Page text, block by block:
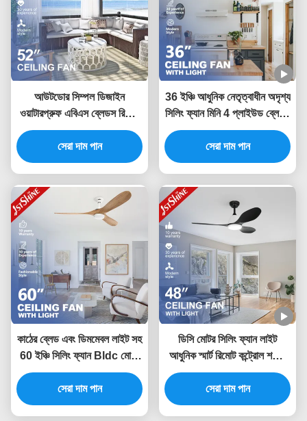
আউটডোর সিম্পল ডিজাইন
ওয়াটারপ্রুফ এবিএস ব্লেডস রিমোট
কন্ট্রোল সহ সিলিং ফ্যান
সেরা দাম পান
36 ইঞ্চি আধুনিক নেতৃত্বাধীন অদৃশ্য
সিলিং ফ্যান মিনি 4 প্লাইউড ব্লেডস
নিম্ন প্রোফাইল ডিমিং লাইট
সেরা দাম পান
কাঠের ব্লেড এবং ডিমমেবল লাইট সহ
60 ইঞ্চি সিলিং ফ্যান Bldc মোটর
শক্তি সঞ্চয়
সেরা দাম পান
ডিসি মোটর সিলিং ফ্যান লাইট
আধুনিক স্মার্ট রিমোট কন্ট্রোল শক্তি
সঞ্চয়
সেরা দাম পান